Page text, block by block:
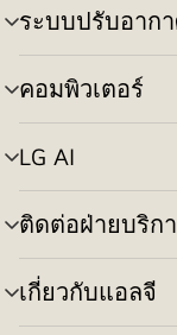
ระบบปรับอาก
สลับ
เมนู
คอมพิวเตอร์
สลับ
เมนู
LG AI
สลับ
เมนู
ติดต่อฝ่ายบริก
สลับ
เมนู
เกี่ยวกับแอลจี
สลับ
เมนู